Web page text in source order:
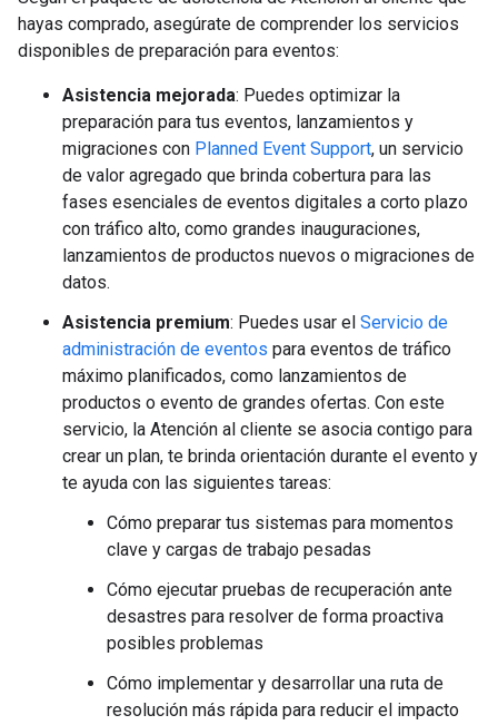
hayas comprado, asegúrate de comprender los servicios
disponibles de preparación para eventos:
Asistencia mejorada: Puedes optimizar la
preparación para tus eventos, lanzamientos y
migraciones con Planned Event Support, un servicio
de valor agregado que brinda cobertura para las
fases esenciales de eventos digitales a corto plazo
con tráfico alto, como grandes inauguraciones,
lanzamientos de productos nuevos o migraciones de
datos.
Asistencia premium: Puedes usar el Servicio de
administración de eventos para eventos de tráfico
máximo planificados, como lanzamientos de
productos o evento de grandes ofertas. Con este
servicio, la Atención al cliente se asocia contigo para
crear un plan, te brinda orientación durante el evento y
te ayuda con las siguientes tareas:
Cómo preparar tus sistemas para momentos
clave y cargas de trabajo pesadas
Cómo ejecutar pruebas de recuperación ante
desastres para resolver de forma proactiva
posibles problemas
Cómo implementar y desarrollar una ruta de
resolución más rápida para reducir el impacto